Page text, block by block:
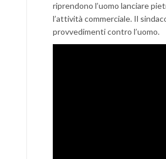
riprendono l’uomo lanciare
l’attività commerciale. Il
provvedimenti contro l’uomo.